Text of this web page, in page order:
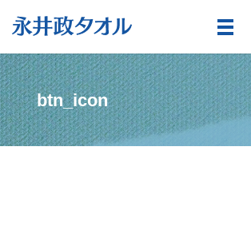
メ
btn_icon